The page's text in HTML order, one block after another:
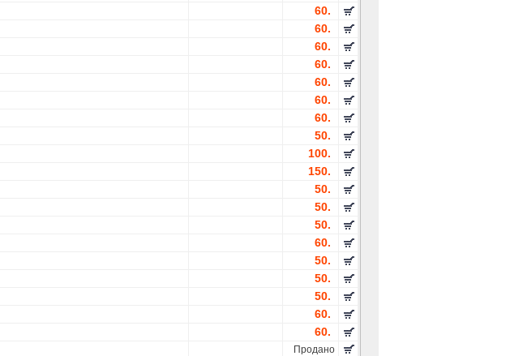
60.
60.
60.
60.
60.
60.
60.
50.
100.
150.
50.
50.
50.
60.
50.
50.
50.
60.
60.
Продано